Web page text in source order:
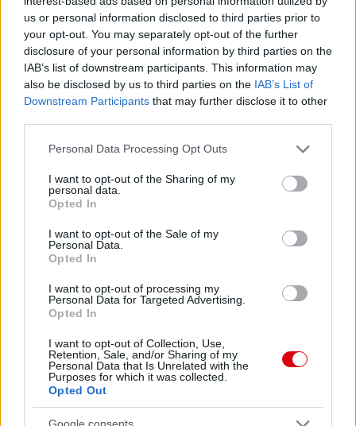
us or personal information disclosed to third parties prior to
your opt-out. You may separately opt-out of the further
disclosure of your personal information by third parties on the
IAB’s list of downstream participants. This information may
also be disclosed by us to third parties on the IAB’s List of
Downstream Participants that may further disclose it to other
Please note that this website/app uses one or more Google
not limited to your visit or usage behaviour. You may click to
grant or deny consent to Google and its third-party tags to
use your data for below specified purposes in below Google
consent section.
Personal Data Processing Opt Outs
I want to opt-out of the Sharing of my
personal data.
Opted In
I want to opt-out of the Sale of my
Personal Data.
Opted In
I want to opt-out of processing my
Personal Data for Targeted Advertising.
Opted In
I want to opt-out of Collection, Use,
Retention, Sale, and/or Sharing of my
Personal Data that Is Unrelated with the
Purposes for which it was collected.
Opted Out